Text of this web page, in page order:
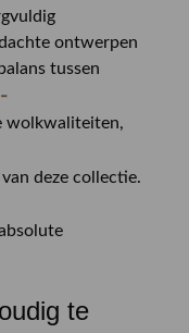
ontwerpen
tussen
wolkwaliteiten,
deze collectie.
te